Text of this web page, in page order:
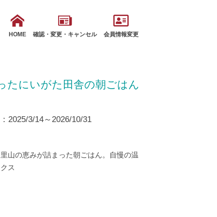
HOME 確認・変更・キャンセル 会員情報変更
たにいがた田舎の朝ごはん
2025/3/14～2026/10/31
山の恵みが詰まった朝ごはん。自慢の温
ス